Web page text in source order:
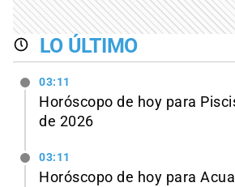
LO ÚLTIMO
03:11
Horóscopo de hoy para
de 2026
03:11
Horóscopo de hoy para